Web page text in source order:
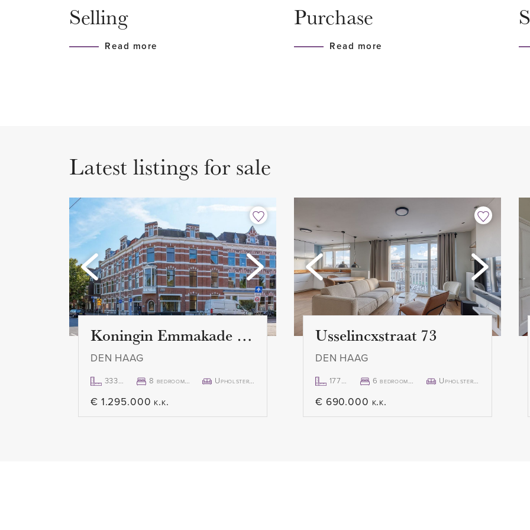
Er zijn 3 mooie slaapkamers. De ruime hoofdslaapkamer
heeft een eigen balkon uitgerust met rolluiken en privé
badkamer voorzien van ligbad, aparte inloopdouche,
WIJK EN OMGEVING
Westbroekpark is een zeer populaire wijk en welke zeer
gunstig gelegen is tussen het oude centrum en
Scheveningen. Deze wijk is erg geliefd bij Nederlanders en
expats en behoort tot een van de duurste wijken van Den
Haag. Het is een groene wijk, de Scheveningse bosjes, het
Westbroekpark, het Hubertuspark, de Nieuwe
Scheveningse Bosjes en duingebied Oostduinen ligt vlakbij
waar je heerlijk kan wandelen, fietsen, bootje varen of
picknicken met familie en vrienden. Je dagelijkse
boodschappen doe je in de omliggende wijken.
Bijvoorbeeld in de gezellige winkelstraat ‘De Fred’ in het
Statenkwartier of in de Gentestraat en Stevinstraat in het
Belgisch Park. Hier vind je een breed aanbod aan winkels
en verwarming wordt
bij kantoor.
HIGHLIGHTS OP EEN RIJTJE
- Woonoppervlak volgens
- Inhoud 403 m3
- Bouwjaar complex 1979
- Volle eigendom
- Gerenoveerd in 2015
- Luxe complete keuken
- 2 luxe badkamers
- Alle kamers hebben een
- Energielabel B!
Selling
Read more
Purchase
Read more
Latest listings for sale
Koningin Emmakade 157
DEN HAAG
333m² 8 bedroom(s) Upholstered
€ 1.295.000 k.k.
Usselincxstraat 73
DEN HAAG
177m² 6 bedroom(s) Upholstered
€ 690.000 k.k.